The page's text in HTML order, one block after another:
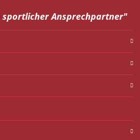
sportlicher Ansprechpartner"